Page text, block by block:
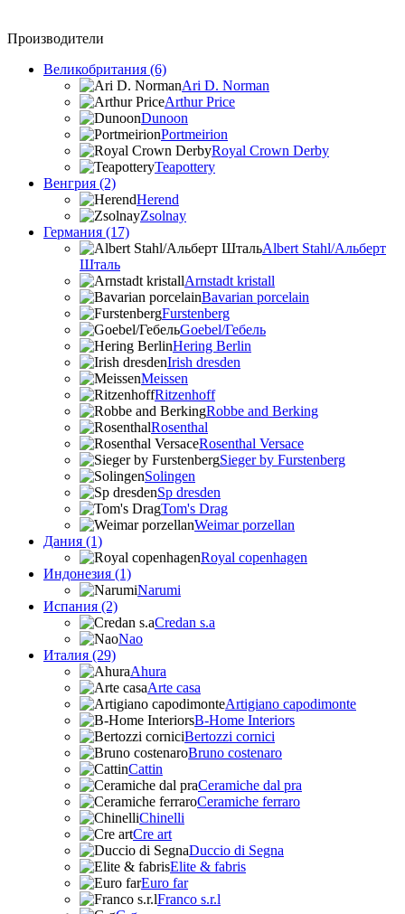
Производители
Великобритания (6)
Ari D. Norman
Arthur Price
Dunoon
Portmeirion
Royal Crown Derby
Teapottery
Венгрия (2)
Herend
Zsolnay
Германия (17)
Albert Stahl/Альбеpт
Шталь
Arnstadt kristall
Bavarian porcelain
Furstenberg
Goebel/Гебель
Hering Berlin
Irish dresden
Meissen
Ritzenhoff
Robbe and Berking
Rosenthal
Rosenthal Versace
Sieger by Furstenberg
Solingen
Sp dresden
Tom's Drag
Weimar porzellan
Дания (1)
Royal copenhagen
Индонезия (1)
Narumi
Испания (2)
Credan s.a
Nao
Италия (29)
Ahura
Arte casa
Artigiano capodimonte
B-Home Interiors
Bertozzi cornici
Bruno costenaro
Cattin
Ceramiche dal pra
Ceramiche ferraro
Chinelli
Cre art
Duccio di Segna
Elite & fabris
Euro far
Franco s.r.l